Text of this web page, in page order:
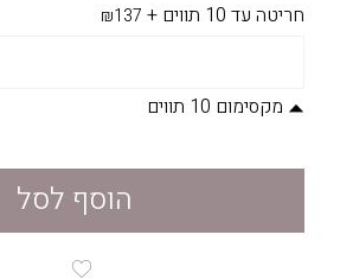
חריטה עד 10 תווים +
₪137
מקסימום 10 תווים
הוסף לסל